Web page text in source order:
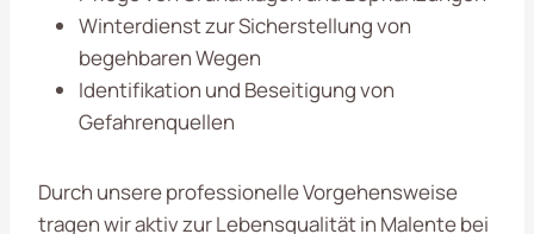
Winterdienst zur Sicherstellung von
begehbaren Wegen
Identifikation und Beseitigung von
Gefahrenquellen
Durch unsere professionelle Vorgehensweise
tragen wir aktiv zur Lebensqualität in Malente bei